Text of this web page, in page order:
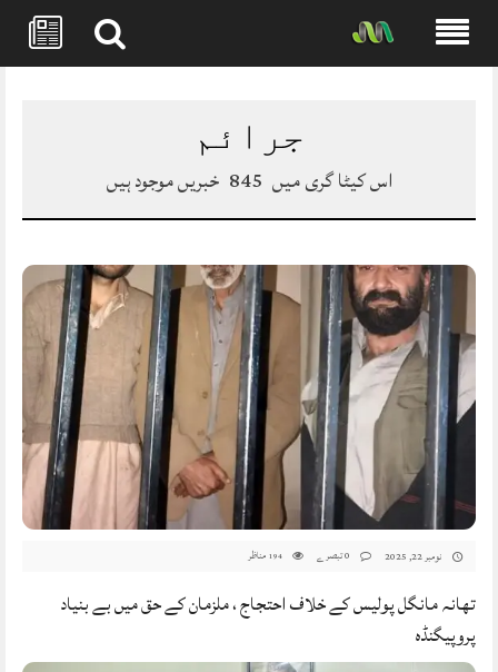
جرائم
اس کیٹا گری میں 845 خبریں موجود ہیں
نومبر 22, 2025 194 مناظر
تھانہ مانگل پولیس کے خلاف احتجاج ، ملزمان کے حق میں بے بنیاد
پروپیگنڈہ